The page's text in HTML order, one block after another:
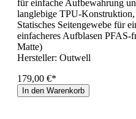
für einfache Aufbewahrung
langlebige TPU-
Statisches Seitengewebe für
einfacheres Aufblasen PFAS-
Matte)
Hersteller: Outwell
179,00 €*
In den Warenkorb